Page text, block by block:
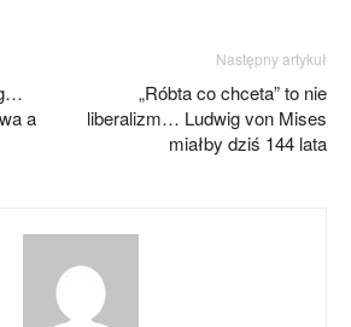
a
Następny artykuł
„Róbta co chceta” to nie
liberalizm… Ludwig von Mises
miałby dziś 144 lata